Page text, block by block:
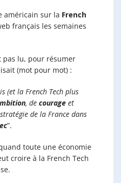
américain sur la French
français les semaines
pas lu, pour résumer
(mot pour mot) :
(et la French Tech plus
, de courage et
de la France dans
”.
toute une économie
croire à la French Tech